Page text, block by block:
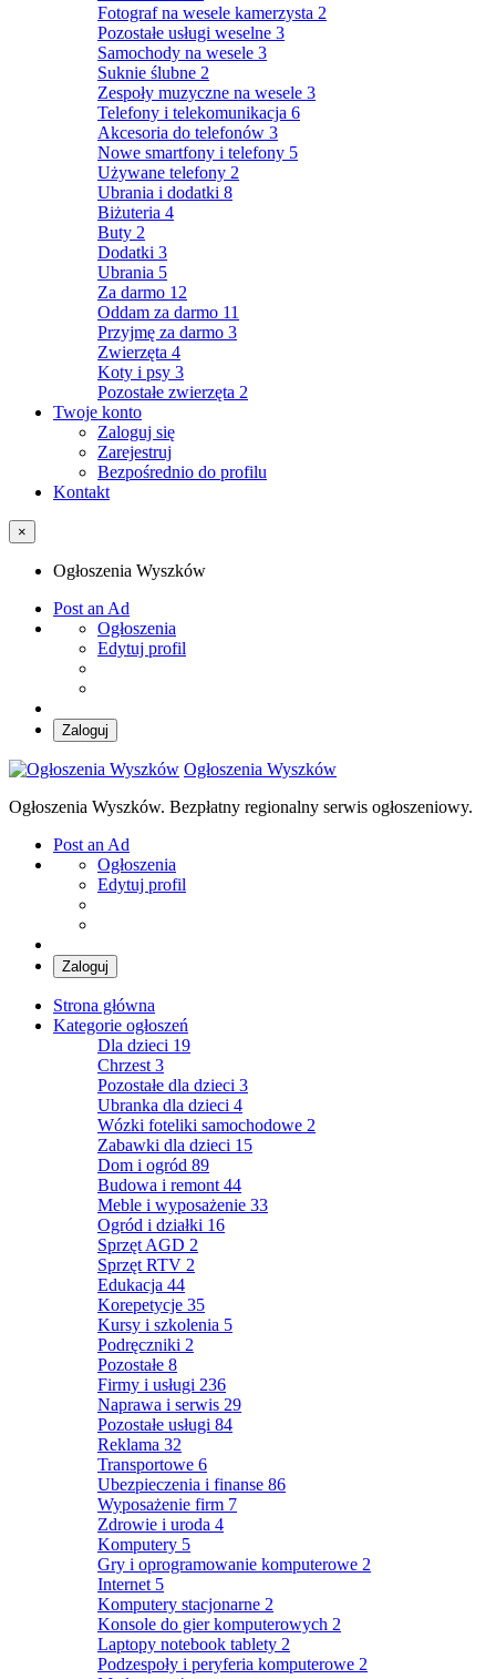
Fotograf na wesele kamerzysta 2
Pozostałe usługi weselne 3
Samochody na wesele 3
Suknie ślubne 2
Zespoły muzyczne na wesele 3
Telefony i telekomunikacja 6
Akcesoria do telefonów 3
Nowe smartfony i telefony 5
Używane telefony 2
Ubrania i dodatki 8
Biżuteria 4
Buty 2
Dodatki 3
Ubrania 5
Za darmo 12
Oddam za darmo 11
Przyjmę za darmo 3
Zwierzęta 4
Koty i psy 3
Pozostałe zwierzęta 2
Twoje konto
Zaloguj się
Zarejestruj
Bezpośrednio do profilu
Kontakt
×
Ogłoszenia Wyszków
Post an Ad
Ogłoszenia
Edytuj profil
Zaloguj
Ogłoszenia Wyszków
Ogłoszenia Wyszków. Bezpłatny regionalny serwis ogłoszeniowy.
Post an Ad
Ogłoszenia
Edytuj profil
Zaloguj
Strona główna
Kategorie ogłoszeń
Dla dzieci 19
Chrzest 3
Pozostałe dla dzieci 3
Ubranka dla dzieci 4
Wózki foteliki samochodowe 2
Zabawki dla dzieci 15
Dom i ogród 89
Budowa i remont 44
Meble i wyposażenie 33
Ogród i działki 16
Sprzęt AGD 2
Sprzęt RTV 2
Edukacja 44
Korepetycje 35
Kursy i szkolenia 5
Podręczniki 2
Pozostałe 8
Firmy i usługi 236
Naprawa i serwis 29
Pozostałe usługi 84
Reklama 32
Transportowe 6
Ubezpieczenia i finanse 86
Wyposażenie firm 7
Zdrowie i uroda 4
Komputery 5
Gry i oprogramowanie komputerowe 2
Internet 5
Komputery stacjonarne 2
Konsole do gier komputerowych 2
Laptopy notebook tablety 2
Podzespoły i peryferia komputerowe 2